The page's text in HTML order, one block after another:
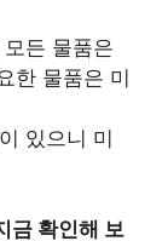
든 물품은
한 물품은 미
있으니 미
금 확인해 보